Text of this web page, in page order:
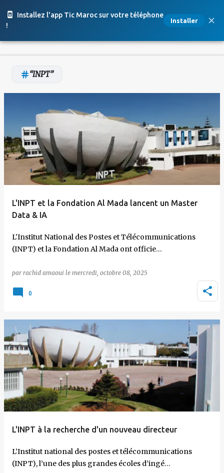
Installez l'app Tic Maroc sur votre téléphone
!
Installer
Accéder au contenu principal
INPT
t
c
L'INPT et la Fondation Al Mada lancent un Master
Data & IA
L'Institut National des Postes et Télécommunications
(INPT) et la Fondation Al Mada ont officie…
par rachid amaoui le mercredi, octobre 08, 2025
0
L'INPT à la recherche d'un nouveau directeur
L’Institut national des postes et télécommunications
(INPT), l’une des plus grandes écoles d’ingé…